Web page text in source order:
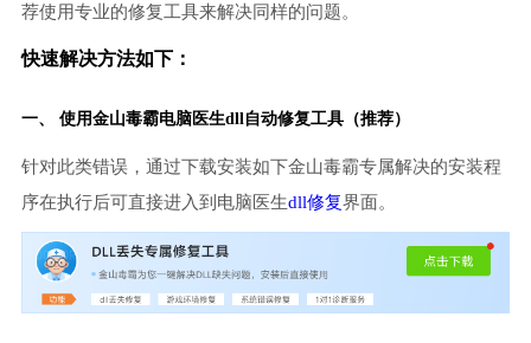
荐使用专业的修复工具来解决同样的问题。
快速解决方法如下：
一、 使用金山毒霸电脑医生dll自动修复工具（推荐）
针对此类错误，通过下载安装如下金山毒霸专属解决的安装程
序在执行后可直接进入到电脑医生dll修复界面。